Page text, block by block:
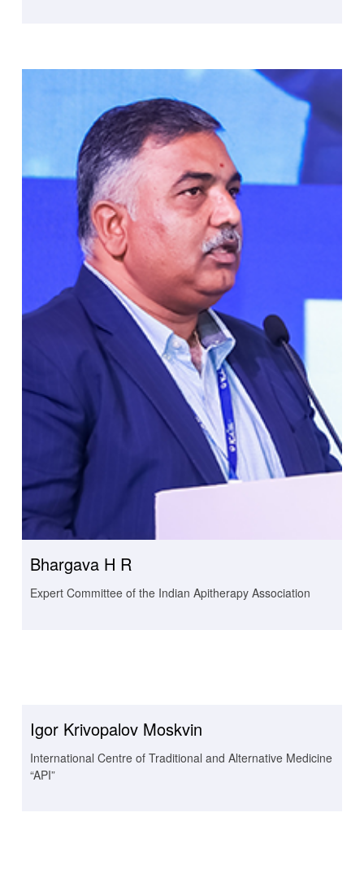
Bhargava H R
Expert Committee of the Indian Apitherapy Association
Igor Krivopalov Moskvin
International Centre of Traditional and Alternative Medicine
“API”